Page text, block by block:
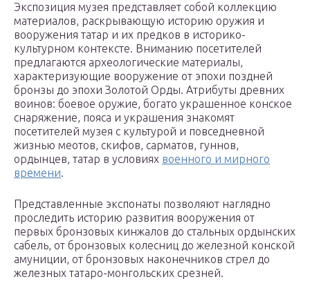
Экспозиция музея представляет собой коллекцию
материалов, раскрывающую историю оружия и
вооружения татар и их предков в историко-
культурном контексте. Вниманию посетителей
предлагаются археологические материалы,
характеризующие вооружение от эпохи поздней
бронзы до эпохи Золотой Орды. Атрибуты древних
воинов: боевое оружие, богато украшенное конское
снаряжение, пояса и украшения знакомят
посетителей музея с культурой и повседневной
жизнью меотов, скифов, сарматов, гуннов,
ордынцев, татар в условиях военного и мирного
времени.
Представленные экспонаты позволяют наглядно
проследить историю развития вооружения от
первых бронзовых кинжалов до стальных ордынских
сабель, от бронзовых колесниц до железной конской
амуниции, от бронзовых наконечников стрел до
железных татаро-монгольских срезней.